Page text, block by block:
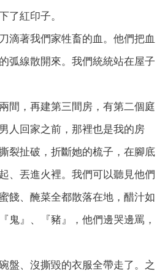
了紅印子。
滴著我們家牲畜的血。他們把血
弧線散開來。我們統統站在屋子
間，再建第三間房，有第二個庭
人回家之前，那裡也是我的房
裂扯破，折斷她的梳子，在腳底
、丟進火裡。我們可以聽見他們
餞、醃菜全都散落在地，醋汁如
鬼』、『豬』，他們邊哭邊罵，
盤、沒撕毀的衣服全帶走了。之